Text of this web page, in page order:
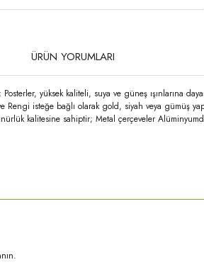
ÜRÜN YORUMLARI
yüksek kaliteli, suya ve güneş ışınlarına
isteğe bağlı olarak gold, siyah veya gümüş
kalitesine sahiptir; Metal çerçeveler